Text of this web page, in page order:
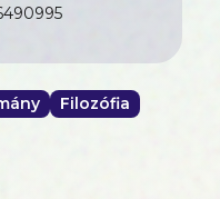
Filozófia